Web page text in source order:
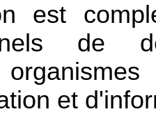
est
de
et